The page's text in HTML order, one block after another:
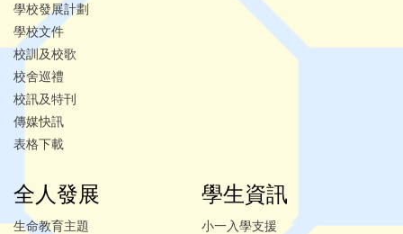
學校發展計劃
學校文件
校訓及校歌
校舍巡禮
校訊及特刊
傳媒快訊
表格下載
全人發展
生命教育主題
學生資訊
小一入學支援